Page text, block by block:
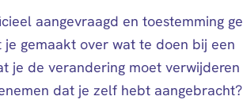
aangevraagd en toestemming
gemaakt over wat te doen bij een
je de verandering moet
dat je zelf hebt